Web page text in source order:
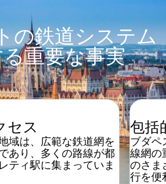
の鉄道システム
重要な事実
セス
域は、広範な鉄道網を
あり、多くの路線が都
ティ駅に集まっていま
包括
ブダペ
線網の
のさま
行を便